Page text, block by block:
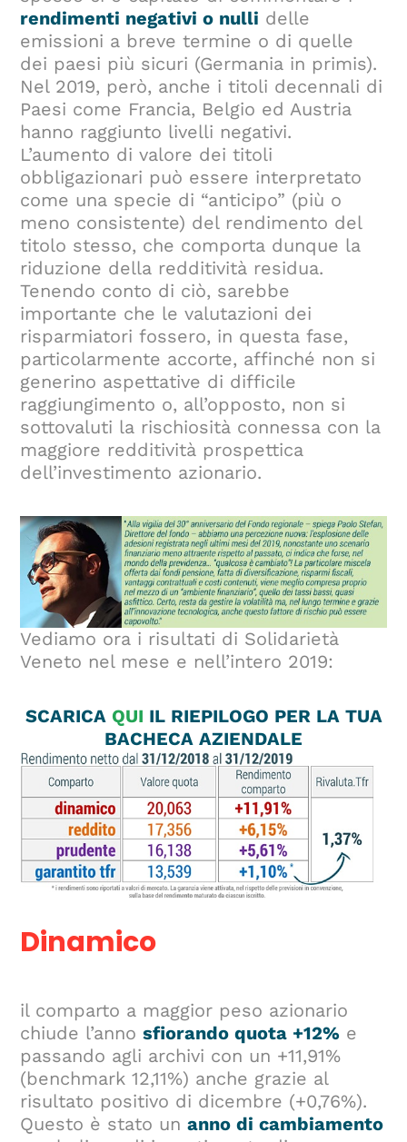
rendimenti negativi o nulli delle
emissioni a breve termine o di quelle
dei paesi più sicuri (Germania in primis).
Nel 2019, però, anche i titoli decennali di
Paesi come Francia, Belgio ed Austria
hanno raggiunto livelli negativi.
L’aumento di valore dei titoli
obbligazionari può essere interpretato
come una specie di “anticipo” (più o
meno consistente) del rendimento del
titolo stesso, che comporta dunque la
riduzione della redditività residua.
Tenendo conto di ciò, sarebbe
importante che le valutazioni dei
risparmiatori fossero, in questa fase,
particolarmente accorte, affinché non si
generino aspettative di difficile
raggiungimento o, all’opposto, non si
sottovaluti la rischiosità connessa con la
maggiore redditività prospettica
dell’investimento azionario.
Vediamo ora i risultati di Solidarietà
Veneto nel mese e nell’intero 2019:
SCARICA QUI IL RIEPILOGO PER LA TUA
BACHECA AZIENDALE
Dinamico
il comparto a maggior peso azionario
chiude l’annosfiorando quota +12% e
passando agli archivi con un +11,91%
(benchmark 12,11%) anche grazie al
risultato positivo di dicembre (+0,76%).
Questo è stato unanno di cambiamento